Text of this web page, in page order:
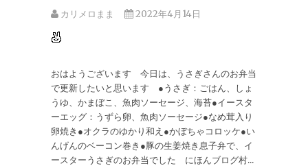
カリメロまま 2022年4月14日
おはようございます 今日は、うさぎさんのお弁当
で更新したいと思います ●うさぎ：ごはん、しょ
うゆ、かまぼこ、魚肉ソーセージ、海苔●イースタ
ーエッグ：うずら卵、魚肉ソーセージ●なめ茸入り
卵焼き●オクラのゆかり和え●かぼちゃコロッケ●い
んげんのベーコン巻き●豚の生姜焼き息子弁で、イ
ースターうさぎのお弁当でした にほんブログ村...